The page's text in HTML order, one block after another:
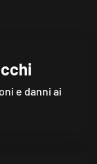
e danni ai